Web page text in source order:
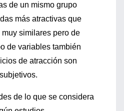
de un mismo grupo
más atractivas que
similares pero de
de variables también
de atracción son
de lo que se considera